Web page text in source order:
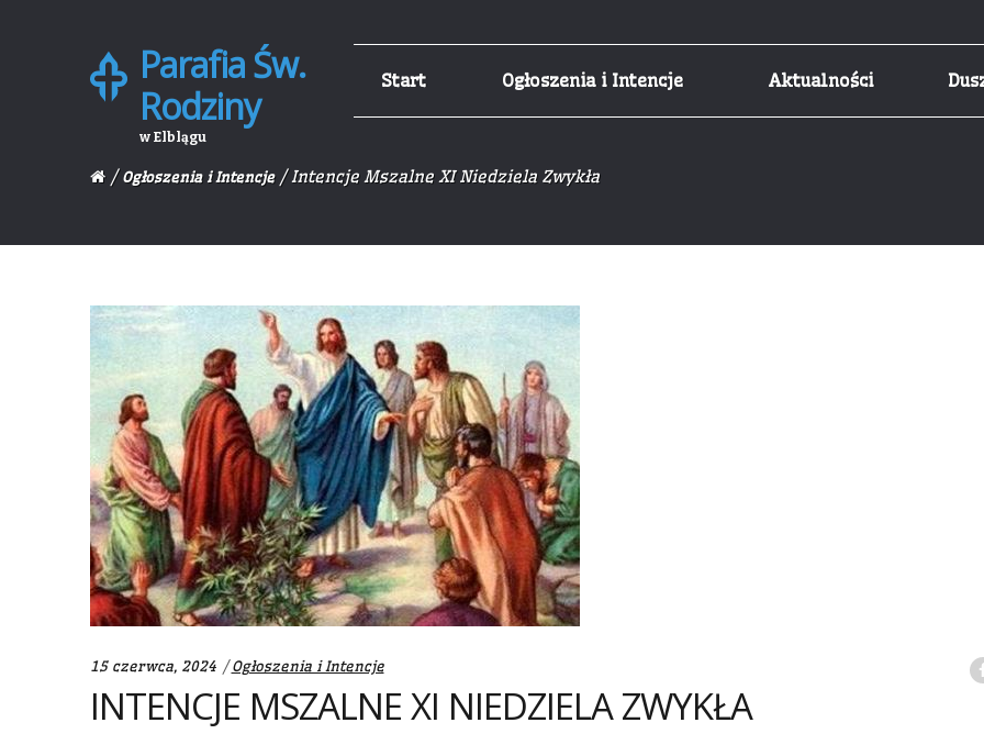
Skip
to
navigation
Skip
to
content
Parafia Św.
Rodziny
w Elblągu
Start Ogłoszenia i Intencje Aktualności
/Ogłoszenia i Intencje/ Intencje Mszalne XI Niedziela Zwykła
15 czerwca, 2024 Categories:
Ogłoszenia i Intencje
INTENCJE MSZALNE XI NIEDZIELA ZWYKŁA